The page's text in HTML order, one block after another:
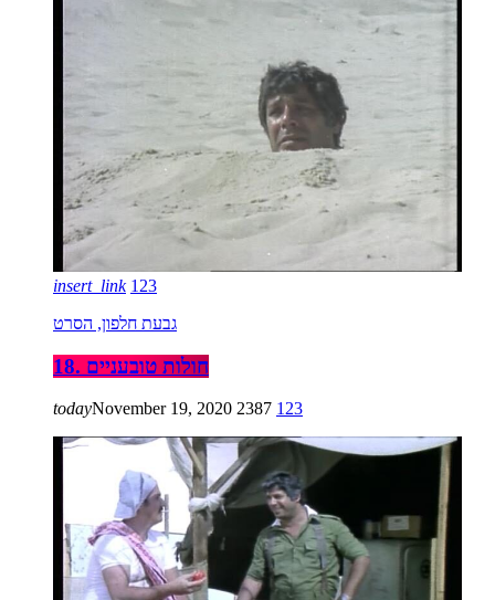
insert_link 123
גבעת חלפון, הסרט
18. חולות טובעניים
todayNovember 19, 2020 2387 123